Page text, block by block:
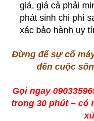
giá, giá cả phải
phát sinh chi phí
xác bảo hành uy
Đừng để sự cố
đến cuộc
Gọi ngay
trong 30 phút – có